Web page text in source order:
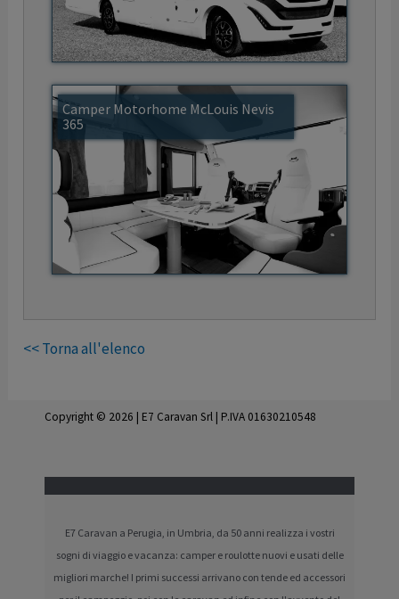
Camper Motorhome McLouis Nevis
365
<< Torna all'elenco
Copyright © 2026 | E7 Caravan Srl | P.IVA 01630210548
E7 Caravan a Perugia, in Umbria, da 50 anni realizza i vostri
sogni di viaggio e vacanza: camper e roulotte nuovi e usati delle
migliori marche! I primi successi arrivano con tende ed accessori